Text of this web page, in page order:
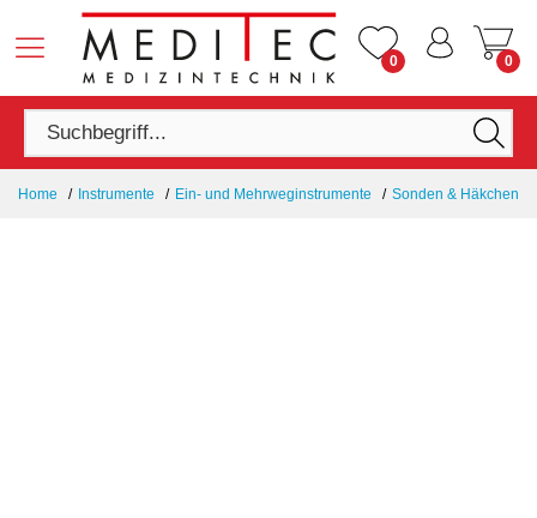
0 0
Home Instrumente Ein- und Mehrweginstrumente Sonden & Häkchen